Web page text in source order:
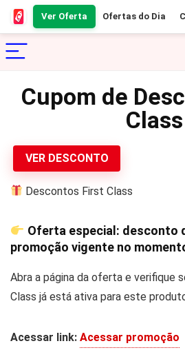
Ver Oferta Ofertas do Dia
Cupom de
Class
VER DESCONTO
Descontos First Class
Oferta especial: desconto
promoção vigente no
Abra a página da oferta e verifique
Class já está ativa para este
Acessar link: Acessar promoção